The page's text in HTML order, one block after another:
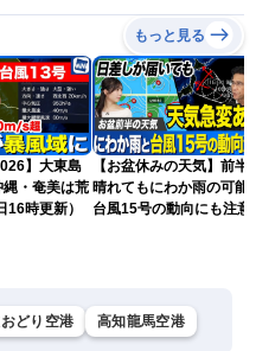
もっと見る
】大東島
16時更新）
【お盆休みの天気】前半
晴れてもにわか雨の可能
台風15号の動向にも注意
どり空港 高知龍馬空港